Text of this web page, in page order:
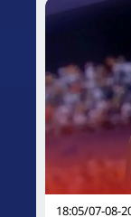
18:05/07-08-